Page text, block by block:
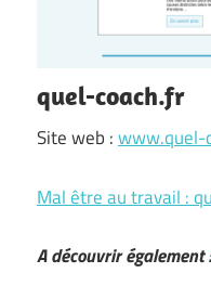
quel-coach.fr
Site web :www.quel-
Mal être au travail :
A découvrir également :